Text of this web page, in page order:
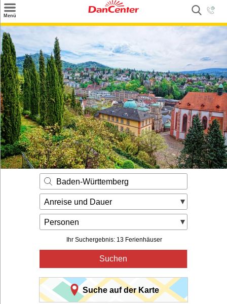
Menü
Urlaubsziele
Weitere Urlaubsziele
Angebote
Inspiration
Kontakt
Gut zu wissen
Login
Baden-Württemberg
Anreise und Dauer
Personen
Ihr Suchergebnis: 13 Ferienhäuser
Suchen
Suche auf der Karte